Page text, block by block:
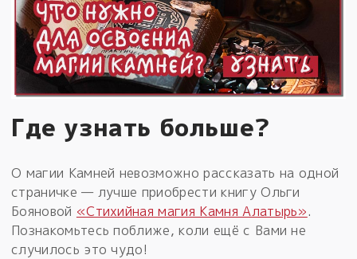
Где узнать больше?
О магии Камней невозможно рассказать на одной
страничке — лучше приобрести книгу Ольги
Бояновой «Стихийная магия Камня Алатырь».
Познакомьтесь поближе, коли ещё с Вами не
случилось это чудо!